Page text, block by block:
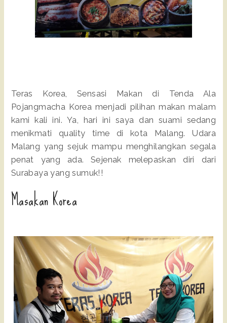
Teras Korea, Sensasi Makan di Tenda Ala
Pojangmacha Korea menjadi pilihan makan malam
kami kali ini. Ya, hari ini saya dan suami sedang
menikmati quality time di kota Malang. Udara
Malang yang sejuk mampu menghilangkan segala
penat yang ada. Sejenak melepaskan diri dari
Surabaya yang sumuk!!
Masakan Korea